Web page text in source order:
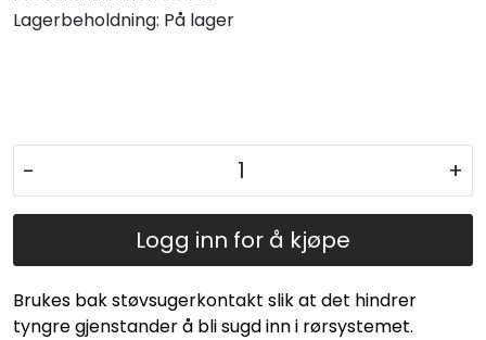
Lagerbeholdning: På lager
- +
Logg inn for å kjøpe
Brukes bak støvsugerkontakt slik at det hindrer
tyngre gjenstander å bli sugd inn i rørsystemet.